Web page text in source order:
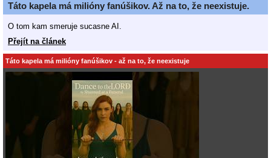
Táto kapela má milióny fanúšikov. Až na to, že neexistuje.
O tom kam smeruje sucasne AI.
Přejít na článek
Táto kapela má milióny fanúšikov - až na to, že neexistuje